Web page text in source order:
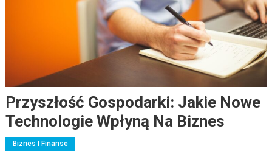
Przyszłość Gospodarki: Jakie Nowe
Technologie Wpłyną Na Biznes
Biznes I Finanse